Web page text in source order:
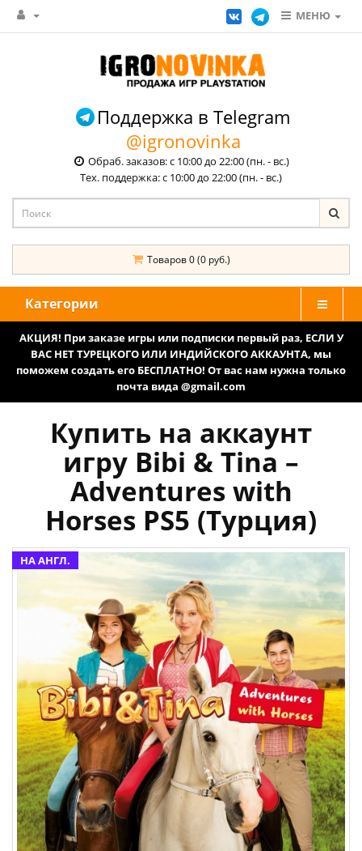
МЕНЮ
Поддержка в Telegram
@igronovinka
Обраб. заказов: с 10:00 до 22:00 (пн. - вс.)
Тех. поддержка: с 10:00 до 22:00 (пн. - вс.)
Товаров 0 (0 руб.)
Категории
АКЦИЯ! При заказе игры или подписки первый раз, ЕСЛИ У
ВАС НЕТ ТУРЕЦКОГО ИЛИ ИНДИЙСКОГО АККАУНТА, мы
поможем создать его БЕСПЛАТНО! От вас нам нужна только
почта вида @gmail.com
Купить на аккаунт
игру Bibi & Tina –
Adventures with
Horses PS5 (Турция)
НА АНГЛ.